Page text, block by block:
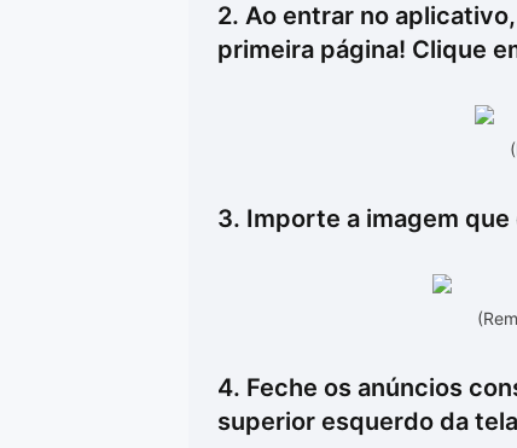
2. Ao entrar no
primeira página! Clique
3. Importe a imagem que
4. Feche os anúncios
superior esquerdo da tela